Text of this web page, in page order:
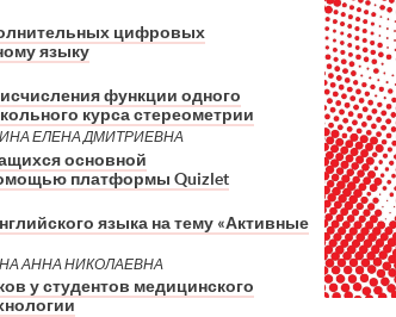
цифровых
языку
функции одного
курса стереометрии
ЕЛЕНА ДМИТРИЕВНА
основной
платформы Quizlet
языка на тему «Активные
АННА НИКОЛАЕВНА
у студентов медицинского